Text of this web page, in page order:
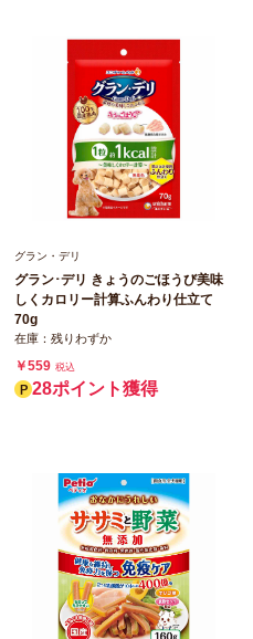
グラン・デリ
グラン･デリ きょうのごほうび美味
しくカロリー計算ふんわり仕立て
70g
在庫：残りわずか
￥559 税込
28ポイント獲得